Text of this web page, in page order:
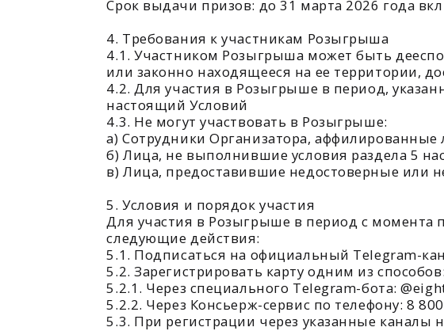
4.2. Для участия в Розыгрыше в период, указанный в
4.3. Не могут участвовать в Розыгрыше:
а) Сотрудники Организатора, аффилированные лица
б) Лица, не выполнившие условия раздела 5
в) Лица, предоставившие недостоверные или
5. Условия и порядок участия
Для участия в Розыгрыше в период с момента
следующие действия:
5.1. Подписаться на официальный Telegram-канал
5.2. Зарегистрировать карту одним из способов:
5.2.2. Через Консьерж-сервис по телефону: 8 800 700 88
5.3. При регистрации через указанные каналы
- Фамилию, Имя, Отчество;
- Дату рождения;
- Контактный номер телефона;
- Адрес электронной почты;
- Номер регистрируемой карты.
5.4. Каждый Участник может зарегистрировать
каких-либо покупок.